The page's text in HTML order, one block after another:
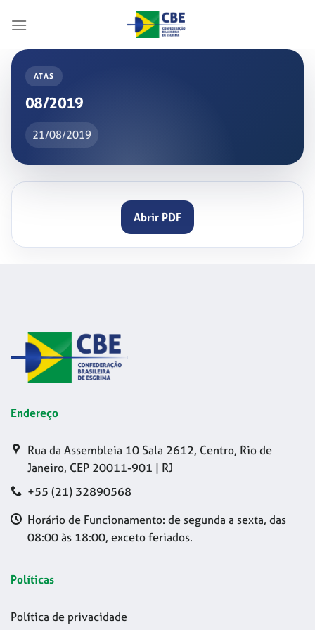
ATAS
08/2019
21/08/2019
Abrir PDF
Endereço
Rua da Assembleia 10 Sala 2612, Centro, Rio de
Janeiro, CEP 20011-901 | RJ
+55 (21) 32890568
Horário de Funcionamento: de segunda a sexta, das
08:00 às 18:00, exceto feriados.
Políticas
Política de privacidade